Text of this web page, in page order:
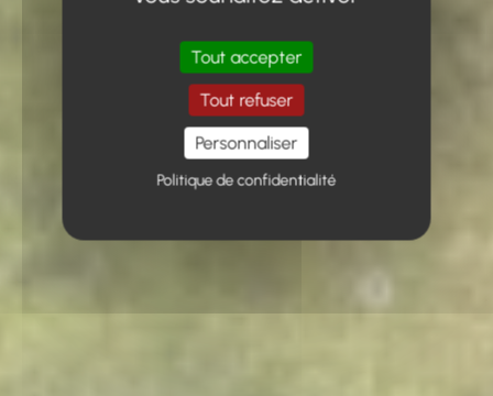
Tout accepter
Tout refuser
Personnaliser
Politique de confidentialité